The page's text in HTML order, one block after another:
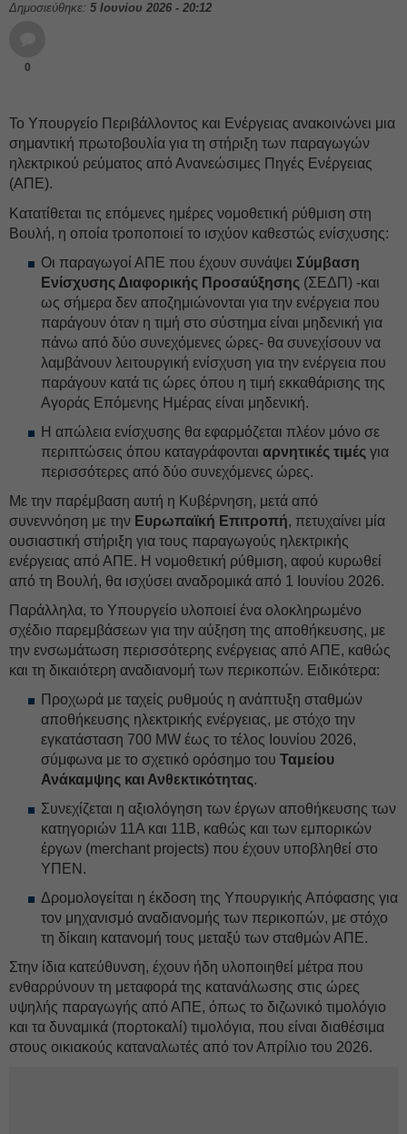
Δημοσιεύθηκε: 5 Ιουνίου 2026 - 20:12
0
Το Υπουργείο Περιβάλλοντος και Ενέργειας ανακοινώνει μια
σημαντική πρωτοβουλία για τη στήριξη των παραγωγών
ηλεκτρικού ρεύματος από Ανανεώσιμες Πηγές Ενέργειας
(ΑΠΕ).
Κατατίθεται τις επόμενες ημέρες νομοθετική ρύθμιση στη
Βουλή, η οποία τροποποιεί το ισχύον καθεστώς ενίσχυσης:
⁠Οι παραγωγοί ΑΠΕ που έχουν συνάψει Σύμβαση
Ενίσχυσης Διαφορικής Προσαύξησης (ΣΕΔΠ) -και
ως σήμερα δεν αποζημιώνονται για την ενέργεια που
παράγουν όταν η τιμή στο σύστημα είναι μηδενική για
πάνω από δύο συνεχόμενες ώρες- θα συνεχίσουν να
λαμβάνουν λειτουργική ενίσχυση για την ενέργεια που
παράγουν κατά τις ώρες όπου η τιμή εκκαθάρισης της
Αγοράς Επόμενης Ημέρας είναι μηδενική.
⁠Η απώλεια ενίσχυσης θα εφαρμόζεται πλέον μόνο σε
περιπτώσεις όπου καταγράφονται αρνητικές τιμές για
περισσότερες από δύο συνεχόμενες ώρες.
Με την παρέμβαση αυτή η Κυβέρνηση, μετά από
συνεννόηση με την Ευρωπαϊκή Επιτροπή, πετυχαίνει μία
ουσιαστική στήριξη για τους παραγωγούς ηλεκτρικής
ενέργειας από ΑΠΕ. Η νομοθετική ρύθμιση, αφού κυρωθεί
από τη Βουλή, θα ισχύσει αναδρομικά από 1 Ιουνίου 2026.
Παράλληλα, το Υπουργείο υλοποιεί ένα ολοκληρωμένο
σχέδιο παρεμβάσεων για την αύξηση της αποθήκευσης, με
την ενσωμάτωση περισσότερης ενέργειας από ΑΠΕ, καθώς
και τη δικαιότερη αναδιανομή των περικοπών. Ειδικότερα:
⁠Προχωρά με ταχείς ρυθμούς η ανάπτυξη σταθμών
αποθήκευσης ηλεκτρικής ενέργειας, με στόχο την
εγκατάσταση 700 MW έως το τέλος Ιουνίου 2026,
σύμφωνα με το σχετικό ορόσημο του Ταμείου
Ανάκαμψης και Ανθεκτικότητας.
⁠Συνεχίζεται η αξιολόγηση των έργων αποθήκευσης των
κατηγοριών 11Α και 11Β, καθώς και των εμπορικών
έργων (merchant projects) που έχουν υποβληθεί στο
ΥΠΕΝ.
⁠Δρομολογείται η έκδοση της Υπουργικής Απόφασης για
τον μηχανισμό αναδιανομής των περικοπών, με στόχο
τη δίκαιη κατανομή τους μεταξύ των σταθμών ΑΠΕ.
Στην ίδια κατεύθυνση, έχουν ήδη υλοποιηθεί μέτρα που
ενθαρρύνουν τη μεταφορά της κατανάλωσης στις ώρες
υψηλής παραγωγής από ΑΠΕ, όπως το διζωνικό τιμολόγιο
και τα δυναμικά (πορτοκαλί) τιμολόγια, που είναι διαθέσιμα
στους οικιακούς καταναλωτές από τον Απρίλιο του 2026.